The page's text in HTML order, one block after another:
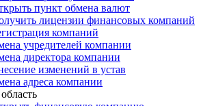
пункт обмена валют
лицензии финансовых компаний
компаний
учредителей компании
директора компании
изменений в устав
адреса компании